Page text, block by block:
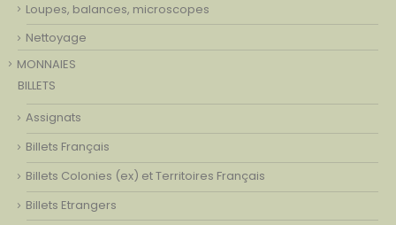
Loupes, balances, microscopes
Nettoyage
MONNAIES
BILLETS
Assignats
Billets Français
Billets Colonies (ex) et Territoires Français
Billets Etrangers